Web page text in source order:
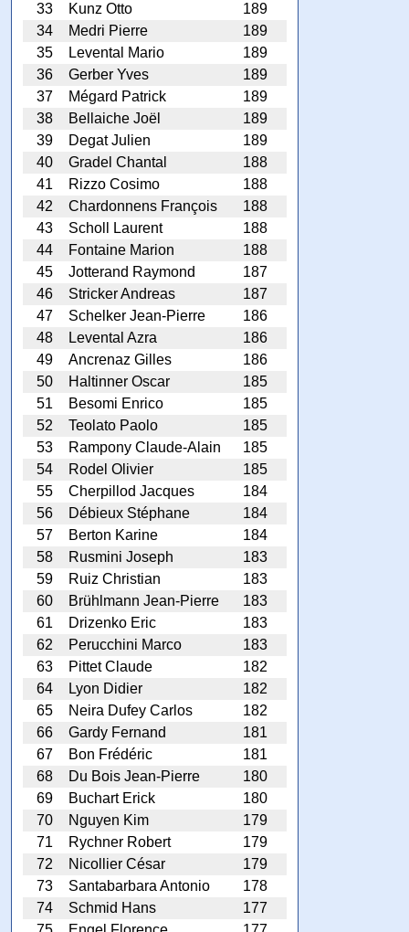
33
Kunz Otto
189
34
Medri Pierre
189
35
Levental Mario
189
36
Gerber Yves
189
37
Mégard Patrick
189
38
Bellaiche Joël
189
39
Degat Julien
189
40
Gradel Chantal
188
41
Rizzo Cosimo
188
42
Chardonnens François
188
43
Scholl Laurent
188
44
Fontaine Marion
188
45
Jotterand Raymond
187
46
Stricker Andreas
187
47
Schelker Jean-Pierre
186
48
Levental Azra
186
49
Ancrenaz Gilles
186
50
Haltinner Oscar
185
51
Besomi Enrico
185
52
Teolato Paolo
185
53
Rampony Claude-Alain
185
54
Rodel Olivier
185
55
Cherpillod Jacques
184
56
Débieux Stéphane
184
57
Berton Karine
184
58
Rusmini Joseph
183
59
Ruiz Christian
183
60
Brühlmann Jean-Pierre
183
61
Drizenko Eric
183
62
Perucchini Marco
183
63
Pittet Claude
182
64
Lyon Didier
182
65
Neira Dufey Carlos
182
66
Gardy Fernand
181
67
Bon Frédéric
181
68
Du Bois Jean-Pierre
180
69
Buchart Erick
180
70
Nguyen Kim
179
71
Rychner Robert
179
72
Nicollier César
179
73
Santabarbara Antonio
178
74
Schmid Hans
177